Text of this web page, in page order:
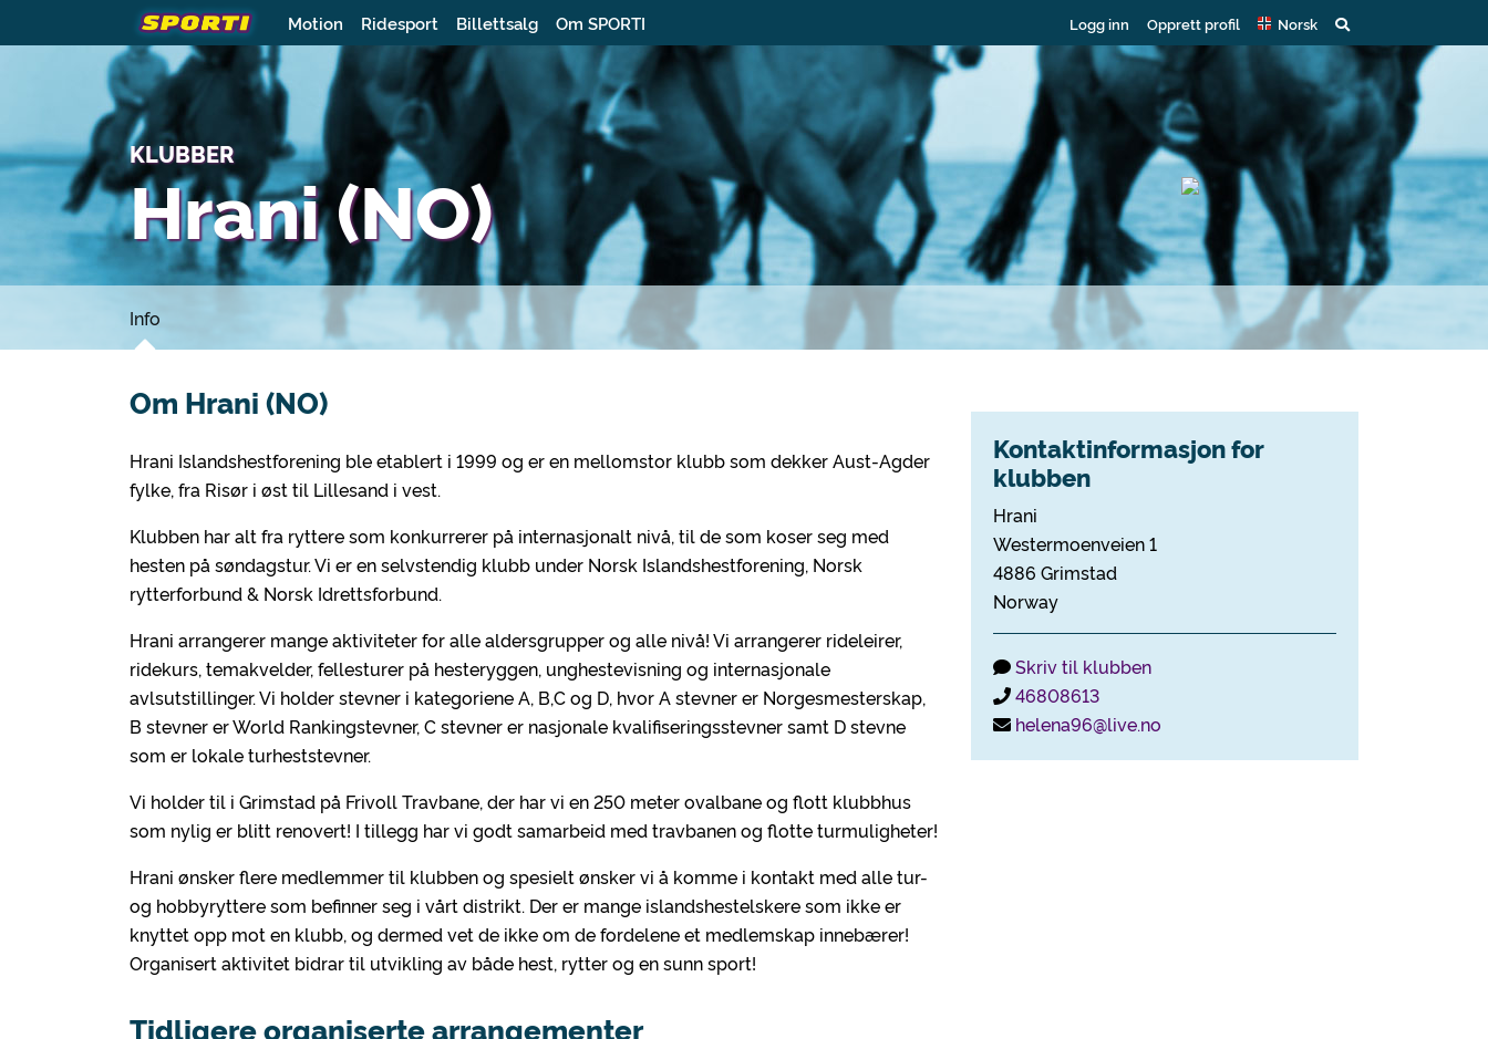
Motion Ridesport Billettsalg Om SPORTI Logg inn Opprett profil Norsk
KLUBBER
Hrani (NO)
Info
Om Hrani (NO)
Hrani Islandshestforening ble etablert i 1999 og er en mellomstor klubb som dekker Aust-Agder
fylke, fra Risør i øst til Lillesand i vest.
Klubben har alt fra ryttere som konkurrerer på internasjonalt nivå, til de som koser seg med
hesten på søndagstur. Vi er en selvstendig klubb under Norsk Islandshestforening, Norsk
rytterforbund & Norsk Idrettsforbund.
Hrani arrangerer mange aktiviteter for alle aldersgrupper og alle nivå! Vi arrangerer rideleirer,
ridekurs, temakvelder, fellesturer på hesteryggen, unghestevisning og internasjonale
avlsutstillinger. Vi holder stevner i kategoriene A, B,C og D, hvor A stevner er Norgesmesterskap,
B stevner er World Rankingstevner, C stevner er nasjonale kvalifiseringsstevner samt D stevne
som er lokale turheststevner.
Vi holder til i Grimstad på Frivoll Travbane, der har vi en 250 meter ovalbane og flott klubbhus
som nylig er blitt renovert! I tillegg har vi godt samarbeid med travbanen og flotte turmuligheter!
Hrani ønsker flere medlemmer til klubben og spesielt ønsker vi å komme i kontakt med alle tur-
og hobbyryttere som befinner seg i vårt distrikt. Der er mange islandshestelskere som ikke er
knyttet opp mot en klubb, og dermed vet de ikke om de fordelene et medlemskap innebærer!
Organisert aktivitet bidrar til utvikling av både hest, rytter og en sunn sport!
Tidligere organiserte arrangementer
Kontaktinformasjon for
klubben
Hrani
Westermoenveien 1
4886 Grimstad
Norway
Skriv til klubben
46808613
helena96@live.no